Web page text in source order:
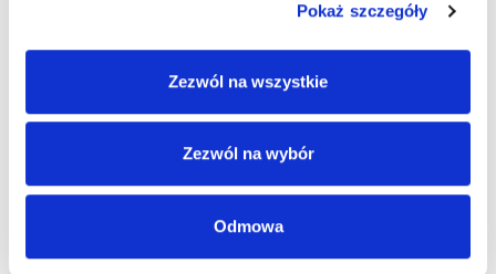
Pokaż szczegóły
Zezwól na wszystkie
Zezwól na wybór
Odmowa
Najniższa cena w ostatnich 30 dniach: 137 900 PLN
Wersja:suv
ZAPYTAJ ON-LINE SZCZEGÓŁY
Wyprzedaż